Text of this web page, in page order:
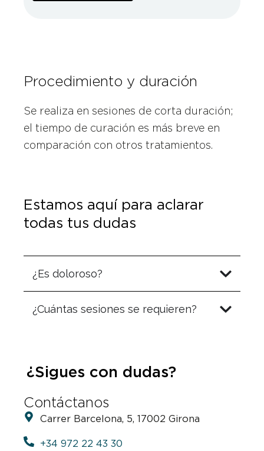
Procedimiento y duración
Se realiza en sesiones de corta duración;
el tiempo de curación es más breve en
comparación con otros tratamientos.
Estamos aquí para aclarar
todas tus dudas
¿Es doloroso?
¿Cuántas sesiones se requieren?
¿Sigues con dudas?
Contáctanos
Carrer Barcelona, 5, 17002 Girona
+34 972 22 43 30